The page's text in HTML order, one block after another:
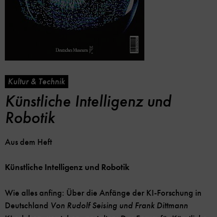
Kultur & Technik
Künstliche Intelligenz und
Robotik
Aus dem Heft
Künstliche Intelligenz und Robotik
Wie alles anfing: Über die Anfänge der KI-Forschung in
Deutschland Von Rudolf Seising und Frank Dittmann